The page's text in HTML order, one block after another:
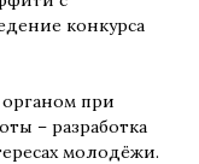
конкурса
при
– разработка
молодёжи.